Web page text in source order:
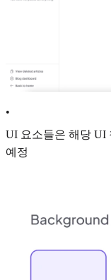
•
UI 요소들은 해당 UI
예정